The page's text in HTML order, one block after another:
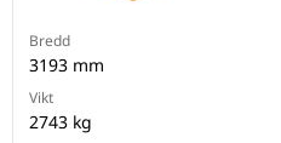
Bredd
3193 mm
Vikt
2743 kg